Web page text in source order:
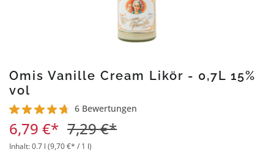
Omis Vanille Cream Likör - 0,7L 15%
vol
Durchschnittliche Bewertung von 4.6 von 5 Sternen
6 Bewertungen
6,79 €* 7,29 €*
Inhalt:0.7 l (9,70 €* / 1 l)